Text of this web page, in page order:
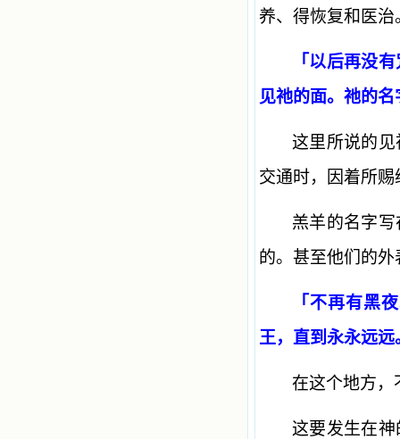
养、得恢复和医
「以后再没
见祂的面。祂的
这里所说的
交通时，因着所
羔羊的名字
的。甚至他们的
「不再有黑
王，直到永永远远
在这个地方，
这要发生在